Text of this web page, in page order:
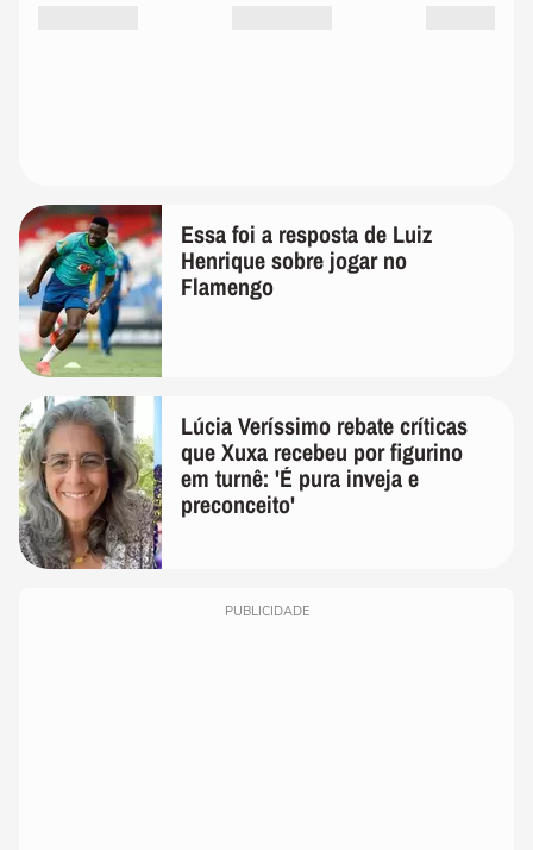
Essa foi a resposta de Luiz
Henrique sobre jogar no
Flamengo
Lúcia Veríssimo rebate críticas
que Xuxa recebeu por figurino
em turnê: 'É pura inveja e
preconceito'
PUBLICIDADE